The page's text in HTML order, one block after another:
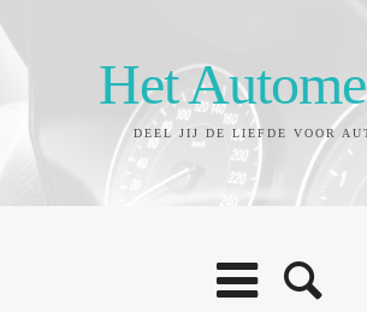
Het
DEEL JIJ DE LIEFDE VOOR